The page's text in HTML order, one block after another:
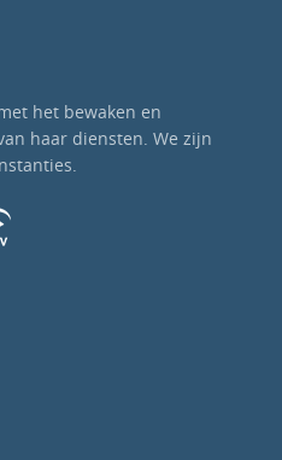
het bewaken en
haar diensten. We zijn